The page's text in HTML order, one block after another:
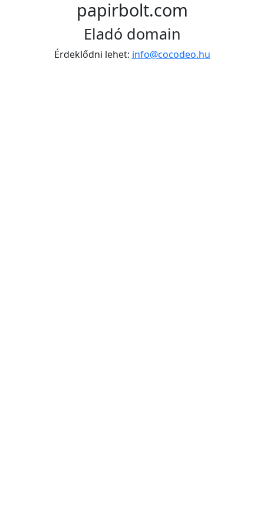
papirbolt.com
Eladó domain
Érdeklődni lehet: info@cocodeo.hu